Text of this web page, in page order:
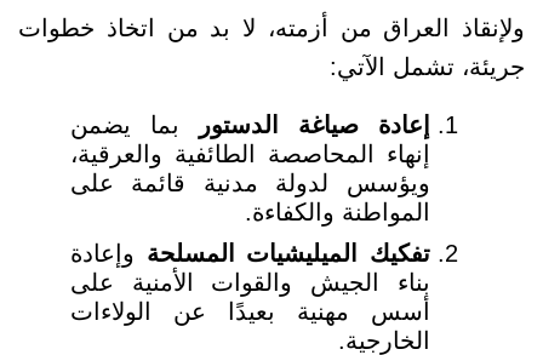
ولإنقاذ العراق من أزمته، لا بد من اتخاذ خطوات
جريئة، تشمل الآتي:
إعادة صياغة الدستور
بما يضمن
إنهاء المحاصصة الطائفية والعرقية،
ويؤسس لدولة مدنية قائمة على
المواطنة والكفاءة.
تفكيك الميليشيات المسلحة وإعادة
بناء الجيش والقوات الأمنية على
أسس مهنية بعيدًا عن الولاءات
الخارجية.